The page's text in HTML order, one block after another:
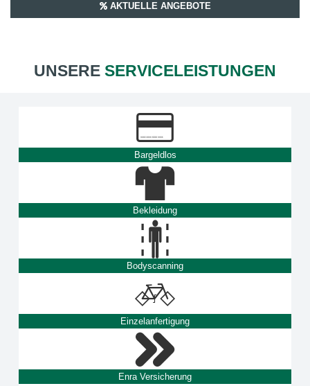
AKTUELLE ANGEBOTE
UNSERE SERVICELEISTUNGEN
Bargeldlos
Bekleidung
Bodyscanning
Einzelanfertigung
Enra Versicherung